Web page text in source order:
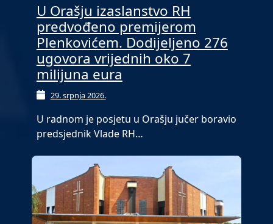
U Orašju izaslanstvo RH
predvođeno premijerom
Plenkovićem. Dodijeljeno 276
ugovora vrijednih oko 7
milijuna eura
29. srpnja 2026.
U radnom je posjetu u Orašju jučer boravio
predsjednik Vlade RH…